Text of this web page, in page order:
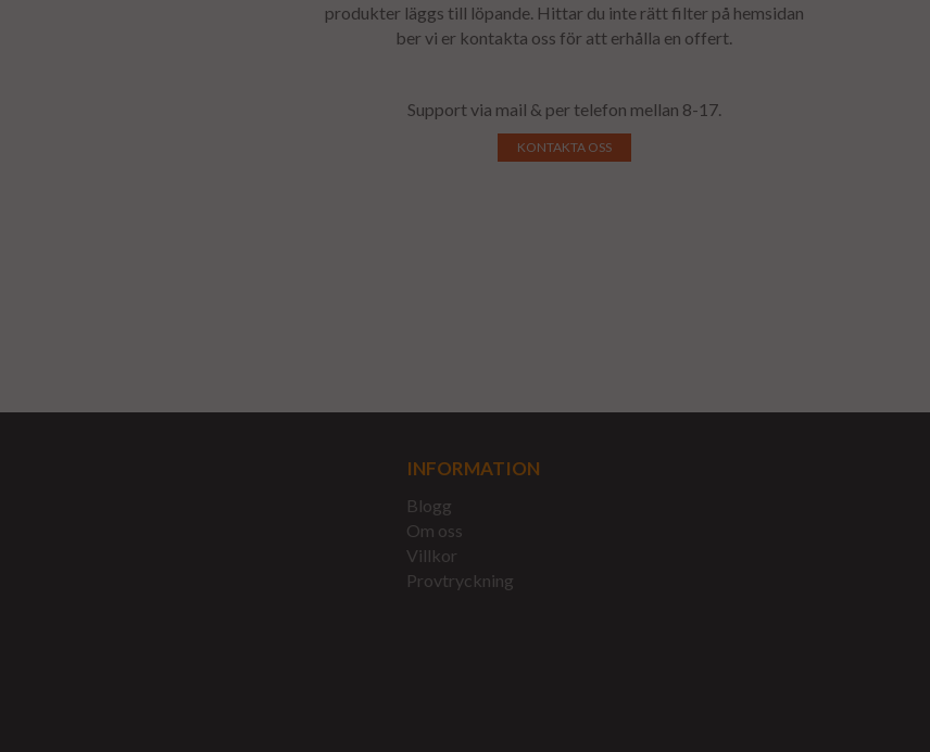
produkter läggs till löpande. Hittar du inte rätt filter på hemsidan
ber vi er kontakta oss för att erhålla en offert.
Support via mail & per telefon mellan 8-17.
KONTAKTA OSS
INFORMATION
Blogg
Om oss
Villkor
Provtryckning